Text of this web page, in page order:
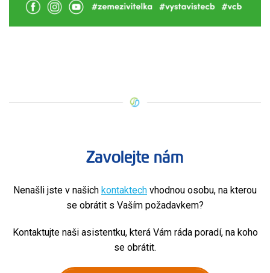
Zavolejte nám
Nenašli jste v našich kontaktech vhodnou osobu, na kterou
se obrátit s Vaším požadavkem?
Kontaktujte naši asistentku, která Vám ráda poradí, na koho
se obrátit.